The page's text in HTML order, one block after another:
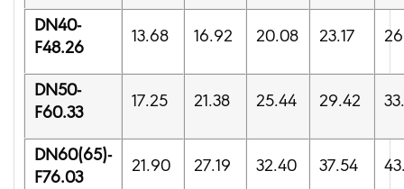
DN40-
F48.26
13.68 16.92 20.08 23.17
DN50-
F60.33
17.25 21.38 25.44 29.42
DN60(65)-
F76.03
21.90 27.19 32.40 37.54